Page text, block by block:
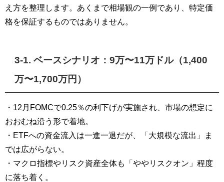
え方を整理します。あくまで相場観の一例であり、特定価
格を保証するものではありません。
3-1. ベースシナリオ：9万〜11万ドル（1,400
万〜1,700万円）
・12月FOMCで0.25％の利下げが実施され、市場の想定に
おおむね沿う形で着地。
・ETFへの資金流入は一進一退だが、「大規模な流出」ま
では広がらない。
・マクロ指標やリスク資産全体も「ややリスクオン」程度
に落ち着く。